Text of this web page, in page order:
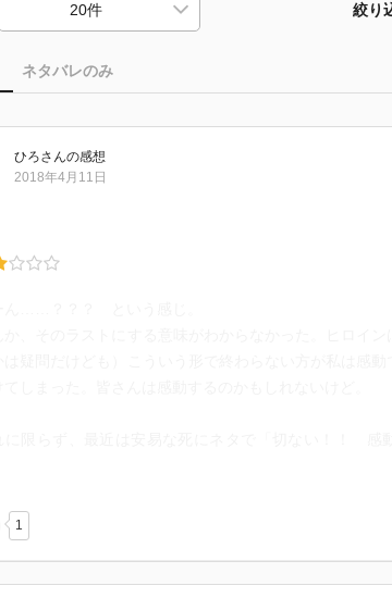
絞り
ネタバレのみ
ひろさんの感想
2018年4月11日
1